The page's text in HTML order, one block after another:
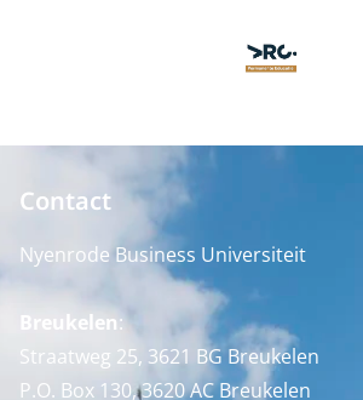
Contact
Nyenrode Business Universiteit
Breukelen:
Straatweg 25, 3621 BG Breukelen
P.O. Box 130, 3620 AC Breukelen